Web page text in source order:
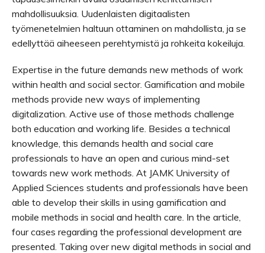
mahdollisuuksia. Uudenlaisten digitaalisten
työmenetelmien haltuun ottaminen on mahdollista, ja se
edellyttää aiheeseen perehtymistä ja rohkeita kokeiluja.
Expertise in the future demands new methods of work
within health and social sector. Gamification and mobile
methods provide new ways of implementing
digitalization. Active use of those methods challenge
both education and working life. Besides a technical
knowledge, this demands health and social care
professionals to have an open and curious mind-set
towards new work methods. At JAMK University of
Applied Sciences students and professionals have been
able to develop their skills in using gamification and
mobile methods in social and health care. In the article,
four cases regarding the professional development are
presented. Taking over new digital methods in social and